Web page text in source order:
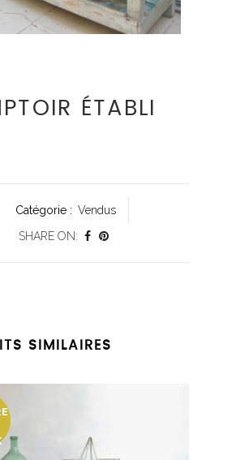
ÉTABLI
Catégorie : Vendus
SHARE ON:
SIMILAIRES